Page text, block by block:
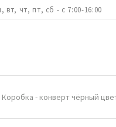
вт, чт, пт, сб - с 7:00-16:00
Коробка - конверт чёрный